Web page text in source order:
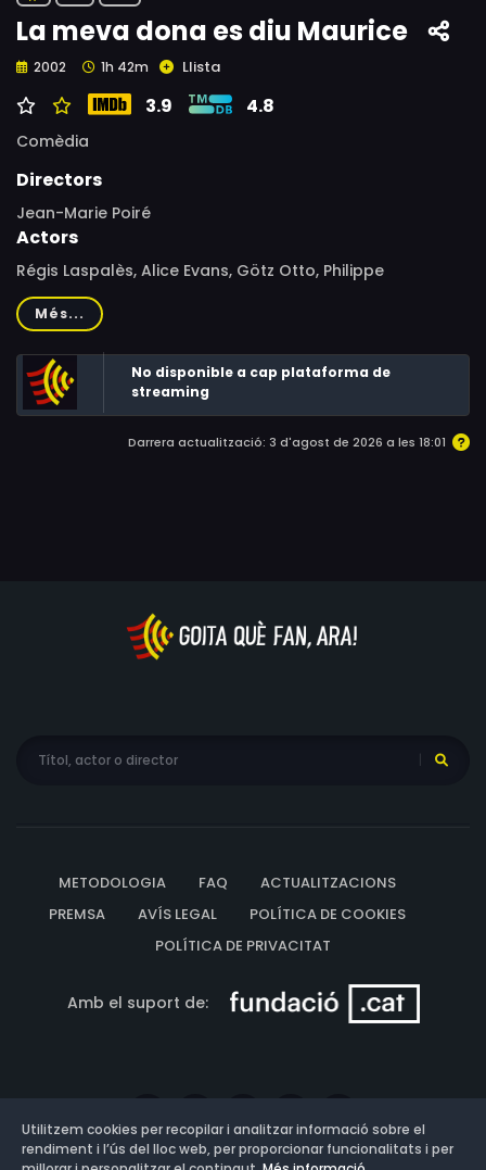
La meva dona es diu Maurice
2002 1h 42m Llista
3.9 4.8
Comèdia
Directors
Jean-Marie Poiré
Actors
Régis Laspalès, Alice Evans, Götz Otto, Philippe
Chevallier, Virginie Lemoine, Martin Lamotte, Jean-Pierre
Castaldi, Benjamin Castaldi, Danièle Evenou, Anémone,
Guy Marchand, Sylvie Joly
Més...
No disponible a cap plataforma de
streaming
Darrera actualització: 3 d'agost de 2026 a les 18:01
METODOLOGIA FAQ
ACTUALITZACIONS
PREMSA
AVÍS LEGAL
POLÍTICA DE COOKIES
POLÍTICA DE PRIVACITAT
Amb el suport de:
Utilitzem cookies per recopilar i analitzar informació sobre el
rendiment i l’ús del lloc web, per proporcionar funcionalitats i per